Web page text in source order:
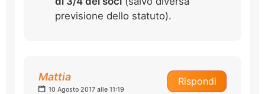
previsione dello statuto).
Rispondi
Mattia
10 Agosto 2017 alle 11:19